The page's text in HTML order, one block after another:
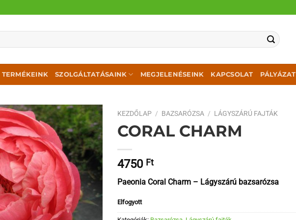
TERMÉKEINK SZOLGÁLTATÁSAINK MEGJELENÉSEINK KAPCSOLAT PÁLYÁZAT
KEZDŐLAP / BAZSARÓZSA / LÁGYSZÁRÚ FAJTÁK
CORAL CHARM
4750 Ft
Paeonia Coral Charm – Lágyszárú bazsarózsa
Elfogyott